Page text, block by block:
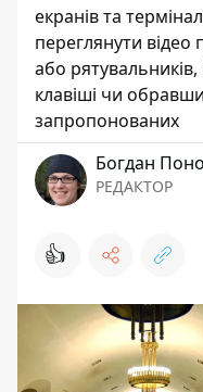
екранів та
переглянути відео
або
клавіші чи
запропонованих
Богдан
РЕДАКТОР
👍